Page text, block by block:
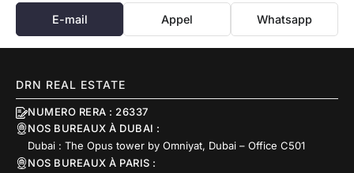
E-mail Appel Whatsapp
DRN REAL ESTATE
NUMERO RERA : 26337
NOS BUREAUX À DUBAI :
Dubai : The Opus tower by Omniyat, Dubai – Office C501
NOS BUREAUX À PARIS :